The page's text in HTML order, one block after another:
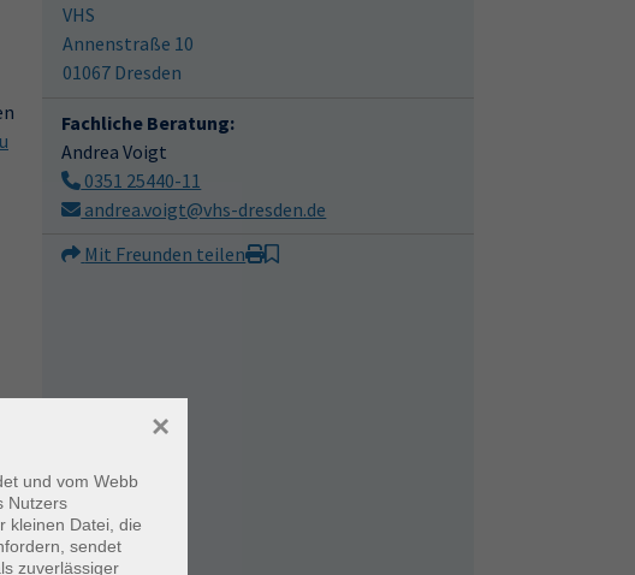
VHS
Annenstraße 10
01067 Dresden
Fachliche Beratung:
Andrea Voigt
0351 25440-11
andrea.voigt@vhs-dresden.de
Mit Freunden teilen
und vom Webb
Nutzers
kleinen Datei, die
sendet
zuverlässiger
×